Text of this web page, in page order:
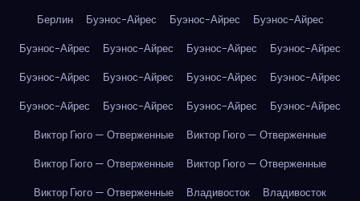
Берлин
Буэнос-Айрес Буэнос-Айрес
Буэнос-Айрес
Буэнос-Айрес
Буэнос-Айрес Буэнос-Айрес
Буэнос-Айрес
Буэнос-Айрес
Буэнос-Айрес Буэнос-Айрес
Буэнос-Айрес
Буэнос-Айрес
Буэнос-Айрес Буэнос-Айрес
Буэнос-Айрес
Виктор Гюго — Отверженные
Виктор Гюго — Отверженные
Виктор Гюго — Отверженные
Виктор Гюго — Отверженные
Виктор Гюго — Отверженные
Владивосток
Владивосток